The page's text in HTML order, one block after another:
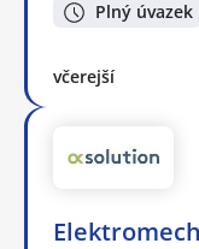
Plný úvazek
včerejší